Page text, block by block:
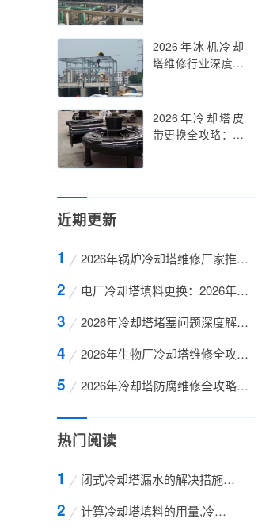
2026年冰机冷却
塔维修行业深度解
2026年冷却塔皮
带更换全攻略：从
近期更新
2026年锅炉冷却塔维修厂家推荐与行业深度解析
电厂冷却塔填料更换：2026年最新维修指南与行业
2026年冷却塔堵塞问题深度解析与高效维修策略
2026年生物厂冷却塔维修全攻略：巨龙冷却塔维修
2026年冷却塔防腐维修全攻略：四川巨龙液冷科技
热门阅读
闭式冷却塔漏水的解决措施方案
计算冷却塔填料的用量,冷却塔填料的计算方法